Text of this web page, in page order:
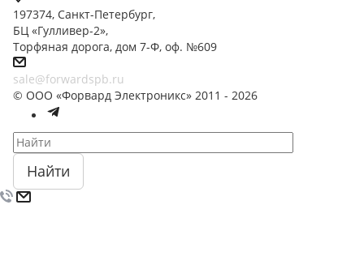
197374, Санкт-Петербург,
БЦ «Гулливер-2»,
Торфяная дорога, дом 7-Ф, оф. №609
sale@forwardspb.ru
© ООО «Форвард Электроникс» 2011 - 2026
Найти